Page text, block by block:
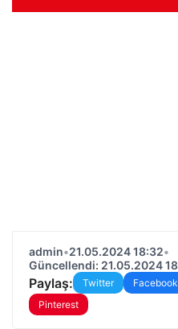
admin•21.05.2024 18:32•
Güncellendi: 21.05.2024
Paylaş: Twitter Facebook
Pinterest